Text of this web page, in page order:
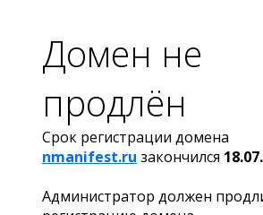
Домен не
продлён
Срок регистрации домена
nmanifest.ru закончился
Администратор должен